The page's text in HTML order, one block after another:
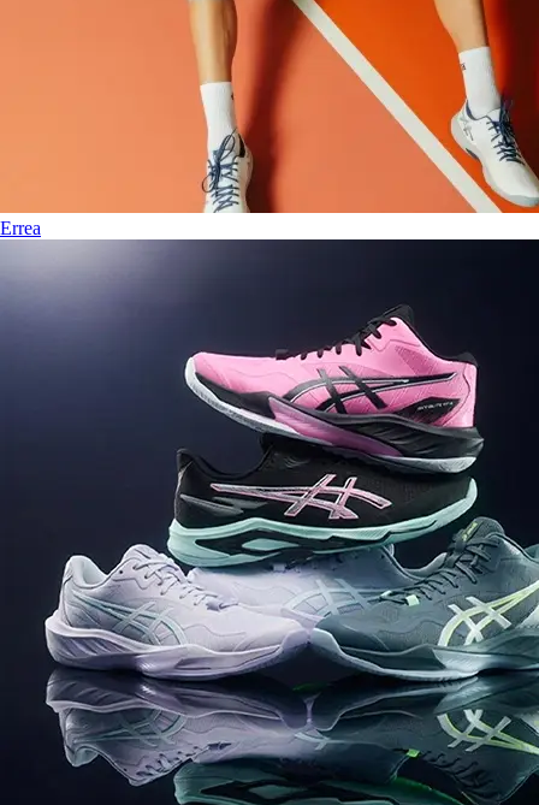
Errea